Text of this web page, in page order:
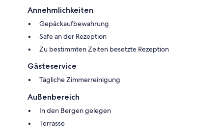
Annehmlichkeiten
Gepäckaufbewahrung
Safe an der Rezeption
Zu bestimmten Zeiten besetzte Rezeption
Gästeservice
Tägliche Zimmerreinigung
Außenbereich
In den Bergen gelegen
Terrasse